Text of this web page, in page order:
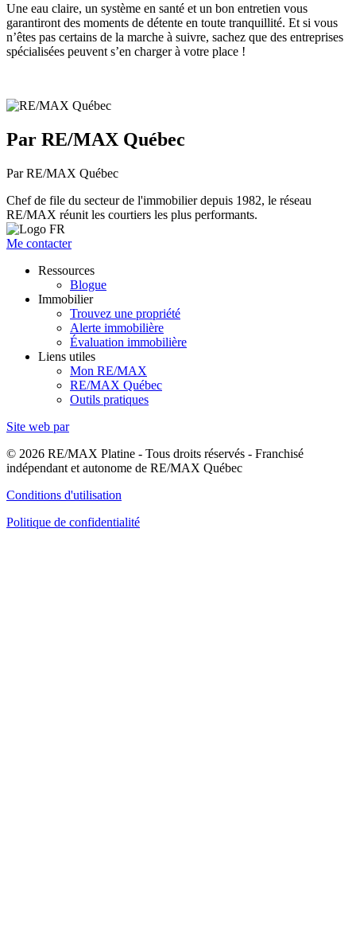
Une eau claire, un système en santé et un bon entretien vous
garantiront des moments de détente en toute tranquillité. Et si vous
n’êtes pas certains de la marche à suivre, sachez que des entreprises
spécialisées peuvent s’en charger à votre place !
Par RE/MAX Québec
Par RE/MAX Québec
Chef de file du secteur de l'immobilier depuis 1982, le réseau
RE/MAX réunit les courtiers les plus performants.
Me contacter
Ressources
Blogue
Immobilier
Trouvez une propriété
Alerte immobilière
Évaluation immobilière
Liens utiles
Mon RE/MAX
RE/MAX Québec
Outils pratiques
Site web par
© 2026 RE/MAX Platine - Tous droits réservés - Franchisé
indépendant et autonome de RE/MAX Québec
Conditions d'utilisation
Politique de confidentialité